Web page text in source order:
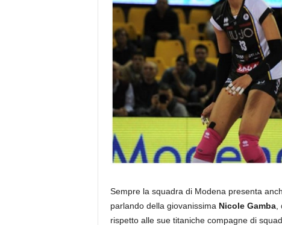
Sempre la squadra di Modena presenta
parlando della giovanissima Nicole Gamba,
rispetto alle sue titaniche compagne di